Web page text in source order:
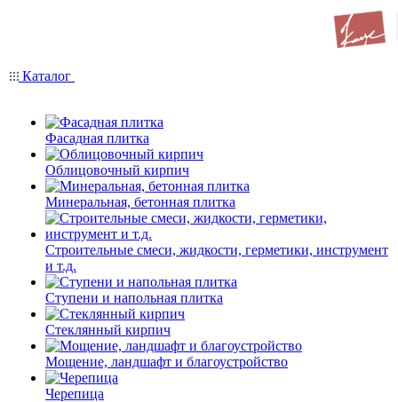
Каталог
Фасадная плитка
Облицовочный кирпич
Минеральная, бетонная плитка
Строительные смеси, жидкости, герметики, инструмент
и т.д.
Ступени и напольная плитка
Cтеклянный кирпич
Мощение, ландшафт и благоустройство
Черепица